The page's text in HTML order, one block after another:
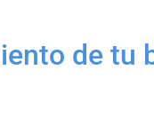
de tu